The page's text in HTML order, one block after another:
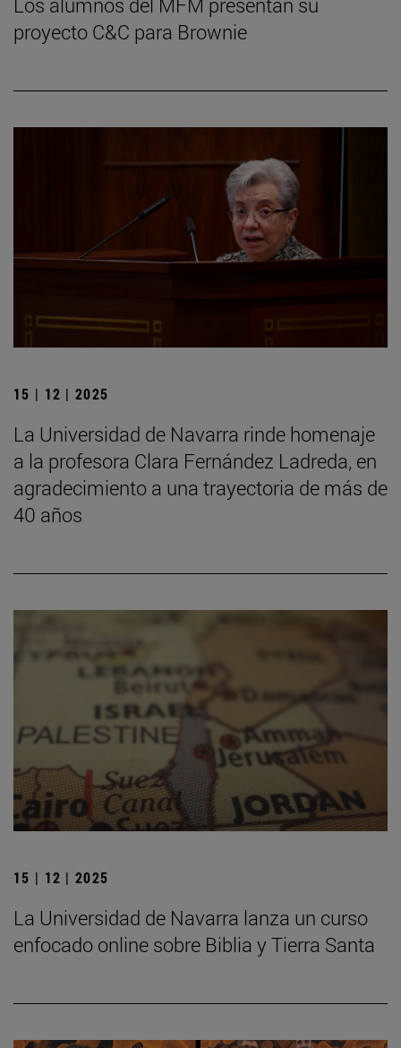
proyecto C&C para Brownie
15 | 12 | 2025
La Universidad de Navarra rinde homenaje
a la profesora Clara Fernández Ladreda, en
agradecimiento a una trayectoria de más de
40 años
15 | 12 | 2025
La Universidad de Navarra lanza un curso
enfocado online sobre Biblia y Tierra Santa